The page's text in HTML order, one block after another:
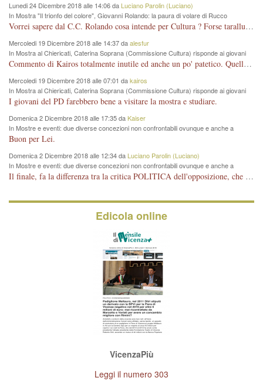
Lunedi 24 Dicembre 2018 alle 14:06 da Luciano Parolin (Luciano)
In Mostra "Il trionfo del colore", Giovanni Rolando: la paura di volare di Rucco
Vorrei sapere dal C.C. Rolando cosa intende per Cultura ? Forse tarallucci, vino e sagre, o spaghetti tricolori del PD ? Il continuo (s)parlare della mostra a Palazzo Chiericati caro consigliere DANNEGGIA FORTEMENTE l'immagine della città TUTTA e fa deviare i consensi che in RUSSIA (badi bene ex U.R.S.S.) sono ECCELLENTI. A livello artistico l'evento è di alta Valenza culturale, COMPITO di Tutta la Cittadinanza fare il possibile per propagandare l'iniziativa senza farne UN CASO PARTITICO come fa Lei da sempre. Meno Gazebo + Partecipazione! E così sia. Amen.
Mercoledi 19 Dicembre 2018 alle 14:37 daalesfur
In Mostra al Chiericati, Caterina Soprana (Commissione Cultura) risponde ai giovani
del Pd: "realizzata a costo zero per il Comune"
Commento di Kairos totalmente inutile ed anche un po' patetico. Quella che è completamente mancata è stata la promozione internazionale dell'evento effettuata da chi lo sa fare, l'amministrazione in questo è stata totalmente assente relegando al provincialismo una mostra che meritava ben altre platee ed i risultati sono sotto gli occhi di tutti. Su questo bisogna parlare, il fatto di averla organizzata al Chiericati certo non ha aiutato ma è un aspetto secondario rispetto a quello della promozione. In città con le mostre organizzate da Goldin - che certo ha fatto principalmente i suoi interessi, ma ne ha comunque beneficiato la città in immagine e commercio per il centro - arrivavano giornalmente pullman carichi di turisti. Dove sono i turisti ora?
Mercoledi 19 Dicembre 2018 alle 07:01 dakairos
In Mostra al Chiericati, Caterina Soprana (Commissione Cultura) risponde ai giovani
del Pd: "realizzata a costo zero per il Comune"
I giovani del PD farebbero bene a visitare la mostra e studiare.
Domenica 2 Dicembre 2018 alle 17:35 daKaiser
In Mostre e eventi: due diverse concezioni non confrontabili ovunque e anche a
Vicenza
Buon per Lei.
Domenica 2 Dicembre 2018 alle 12:34 da Luciano Parolin (Luciano)
In Mostre e eventi: due diverse concezioni non confrontabili ovunque e anche a
Vicenza
Il finale, fa la differenza tra la critica POLITICA dell'opposizione, che ha perso le elezioni ed è minoranza e non trova altri argomenti per politicizzare sul sito qua o là ? La critica d'arte invece è un'altra cosa che lascio agli altri. Per ora mi basta la lezione magistrale del prof. Giulianati.
Edicola online
VicenzaPiù
Leggi il numero 303